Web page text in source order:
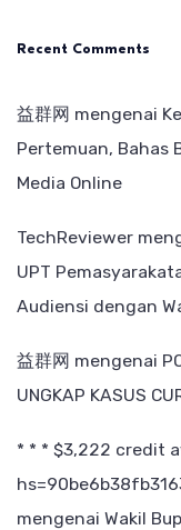
Recent Comments
益群网 mengenai
Pertemuan, Bahas
Media Online
TechReviewer
UPT
Audiensi dengan
益群网 mengenai
UNGKAP KASUS
* * * $3,222 credit
mengenai Wakil